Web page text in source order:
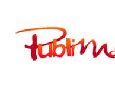
contenu
Publimath